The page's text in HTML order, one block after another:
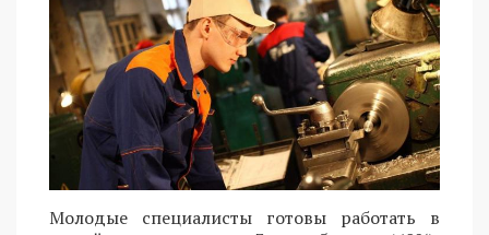
Молодые специалисты готовы работать в